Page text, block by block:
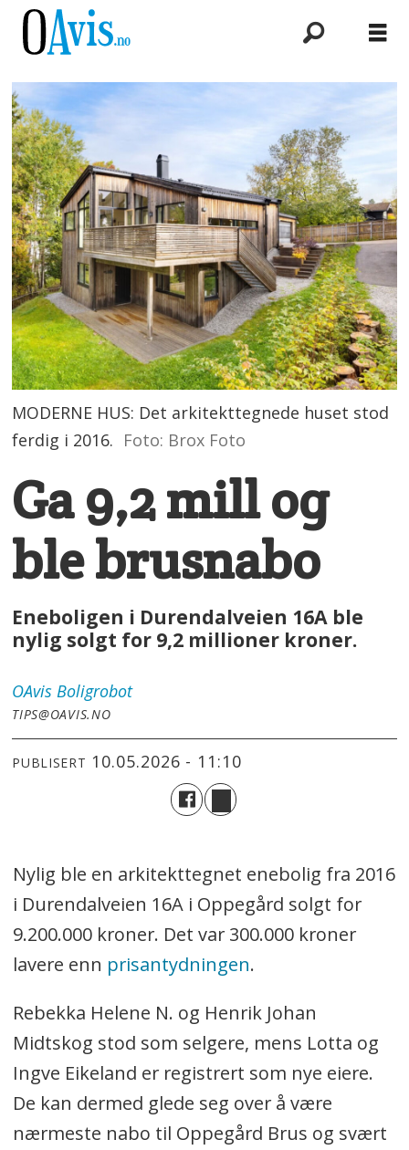
MODERNE HUS: Det arkitekttegnede huset stod
ferdig i 2016. Foto: Brox Foto
Ga 9,2 mill og
ble brusnabo
Eneboligen i Durendalveien 16A ble
nylig solgt for 9,2 millioner kroner.
OAvis Boligrobot
TIPS@OAVIS.NO
PUBLISERT 10.05.2026 - 11:10
Nylig ble en arkitekttegnet enebolig fra 2016
i Durendalveien 16A i Oppegård solgt for
9.200.000 kroner. Det var 300.000 kroner
lavere enn prisantydningen.
Rebekka Helene N. og Henrik Johan
Midtskog stod som selgere, mens Lotta og
Ingve Eikeland er registrert som nye eiere.
De kan dermed glede seg over å være
nærmeste nabo til Oppegård Brus og svært